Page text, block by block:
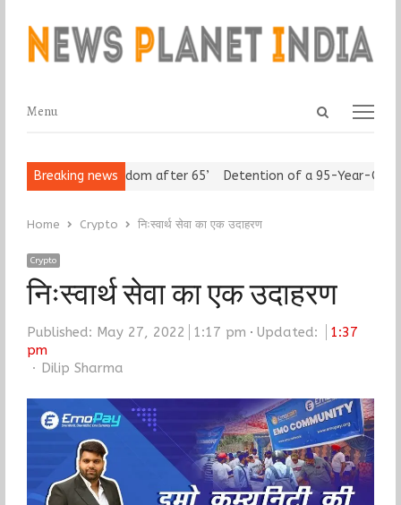
Open
Menu
Menu
Breaking news
Assert ‘Freedom after 65’ Detention of a 95-Year-Old
Home Crypto निःस्वार्थ सेवा का एक उदाहरण
Crypto
निःस्वार्थ सेवा का एक उदाहरण
Published: May 27, 2022 1:17 pm Updated:
1:37
pm
Author
Dilip Sharma